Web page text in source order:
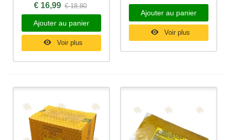
€ 16,99 € 18,80
Ajouter au panier
Voir plus
Ajouter au panier
Voir plus